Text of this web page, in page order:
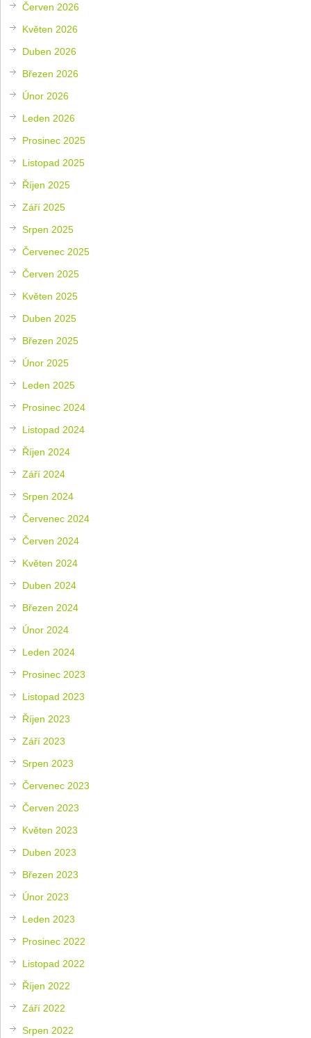
Červen 2026
Květen 2026
Duben 2026
Březen 2026
Únor 2026
Leden 2026
Prosinec 2025
Listopad 2025
Říjen 2025
Září 2025
Srpen 2025
Červenec 2025
Červen 2025
Květen 2025
Duben 2025
Březen 2025
Únor 2025
Leden 2025
Prosinec 2024
Listopad 2024
Říjen 2024
Září 2024
Srpen 2024
Červenec 2024
Červen 2024
Květen 2024
Duben 2024
Březen 2024
Únor 2024
Leden 2024
Prosinec 2023
Listopad 2023
Říjen 2023
Září 2023
Srpen 2023
Červenec 2023
Červen 2023
Květen 2023
Duben 2023
Březen 2023
Únor 2023
Leden 2023
Prosinec 2022
Listopad 2022
Říjen 2022
Září 2022
Srpen 2022